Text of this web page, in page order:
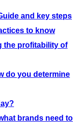
and key steps
to know
the profitability of
do you determine
brands need to